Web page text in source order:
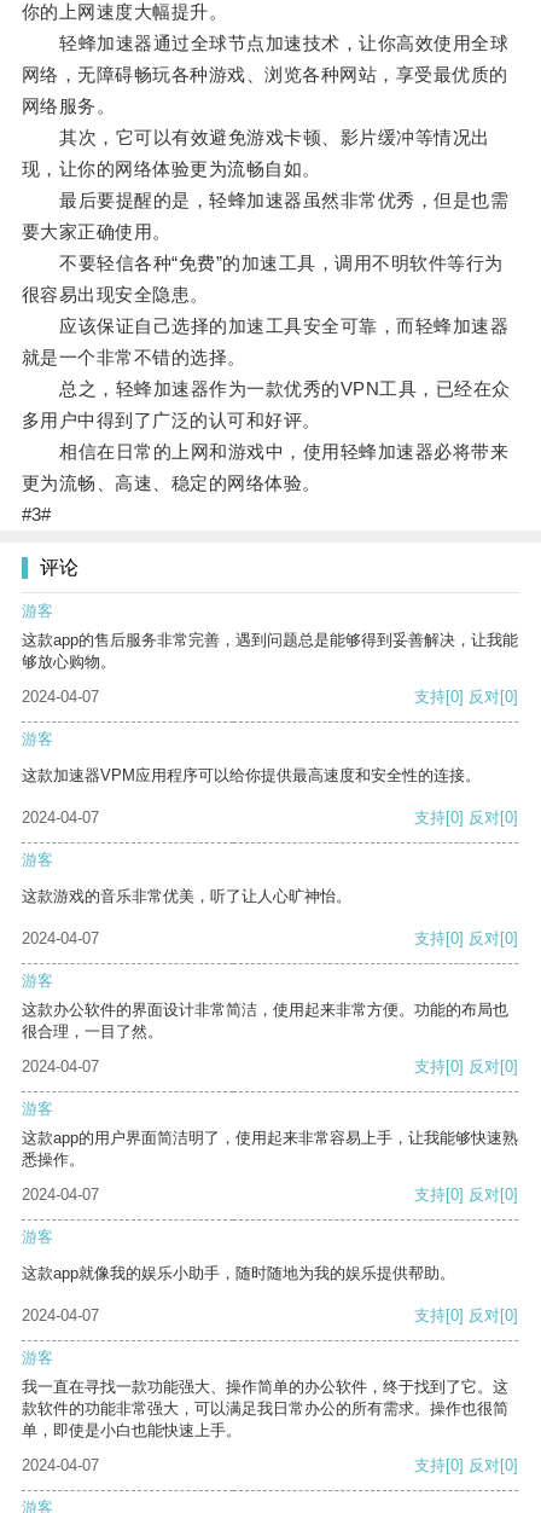
你的上网速度大幅提升。
轻蜂加速器通过全球节点加速技术，让你高效使用全球
网络，无障碍畅玩各种游戏、浏览各种网站，享受最优质的
网络服务。
其次，它可以有效避免游戏卡顿、影片缓冲等情况出
现，让你的网络体验更为流畅自如。
最后要提醒的是，轻蜂加速器虽然非常优秀，但是也需
要大家正确使用。
不要轻信各种“免费”的加速工具，调用不明软件等行为
很容易出现安全隐患。
应该保证自己选择的加速工具安全可靠，而轻蜂加速器
就是一个非常不错的选择。
总之，轻蜂加速器作为一款优秀的VPN工具，已经在众
多用户中得到了广泛的认可和好评。
相信在日常的上网和游戏中，使用轻蜂加速器必将带来
更为流畅、高速、稳定的网络体验。
#3#
评论
游客
这款app的售后服务非常完善，遇到问题总是能够得到妥善解决，让我能
够放心购物。
2024-04-07
支持[0] 反对[0]
游客
这款加速器VPM应用程序可以给你提供最高速度和安全性的连接。
2024-04-07 支持[0] 反对[0]
游客
这款游戏的音乐非常优美，听了让人心旷神怡。
2024-04-07 支持[0] 反对[0]
游客
这款办公软件的界面设计非常简洁，使用起来非常方便。功能的布局也
很合理，一目了然。
2024-04-07
支持[0] 反对[0]
游客
这款app的用户界面简洁明了，使用起来非常容易上手，让我能够快速熟
悉操作。
2024-04-07
支持[0] 反对[0]
游客
这款app就像我的娱乐小助手，随时随地为我的娱乐提供帮助。
2024-04-07 支持[0] 反对[0]
游客
我一直在寻找一款功能强大、操作简单的办公软件，终于找到了它。这
款软件的功能非常强大，可以满足我日常办公的所有需求。操作也很简
单，即使是小白也能快速上手。
2024-04-07
支持[0] 反对[0]
游客